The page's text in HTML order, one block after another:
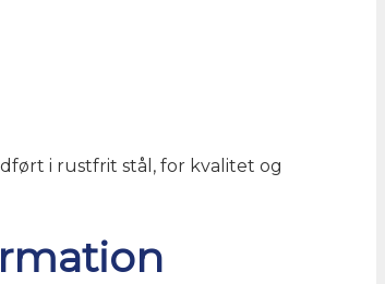
i rustfrit stål, for kvalitet og